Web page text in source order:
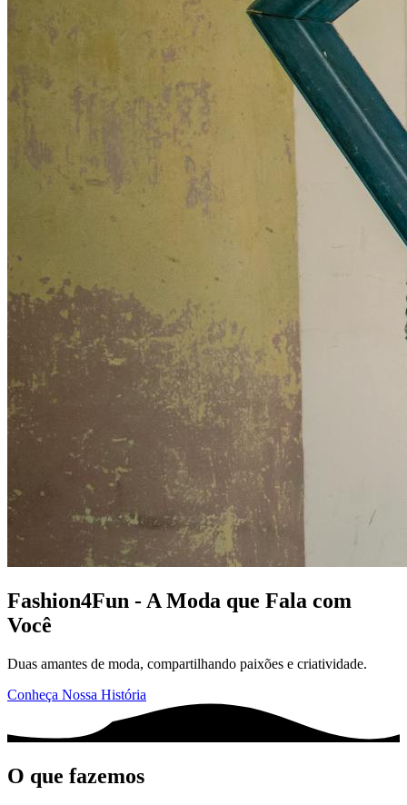
Fashion4Fun - A Moda que Fala com
Você
Duas amantes de moda, compartilhando paixões e criatividade.
Conheça Nossa História
O que fazemos